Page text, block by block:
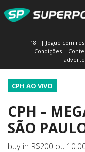
18+ | Jogue com
Condições |
CPH AO VIVO
CPH –
SÃO
buy-in R$200 ou